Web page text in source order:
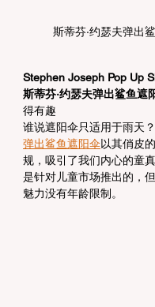
斯蒂芬·约瑟夫弹出
Stephen Joseph Pop Up
斯蒂芬·约瑟夫弹出鲨鱼遮
得有趣
谁说遮阳伞只适用于雨天？
弹出鲨鱼遮阳伞以其俏皮
规，吸引了我们内心的童
是针对儿童市场推出的，
魅力没有年龄限制。